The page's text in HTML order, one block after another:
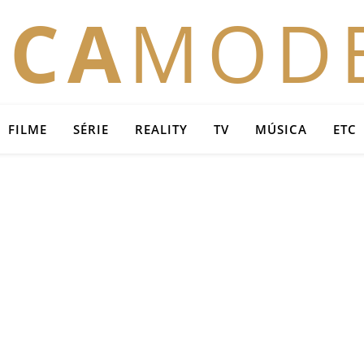
FILME SÉRIE REALITY TV MÚSICA ETC